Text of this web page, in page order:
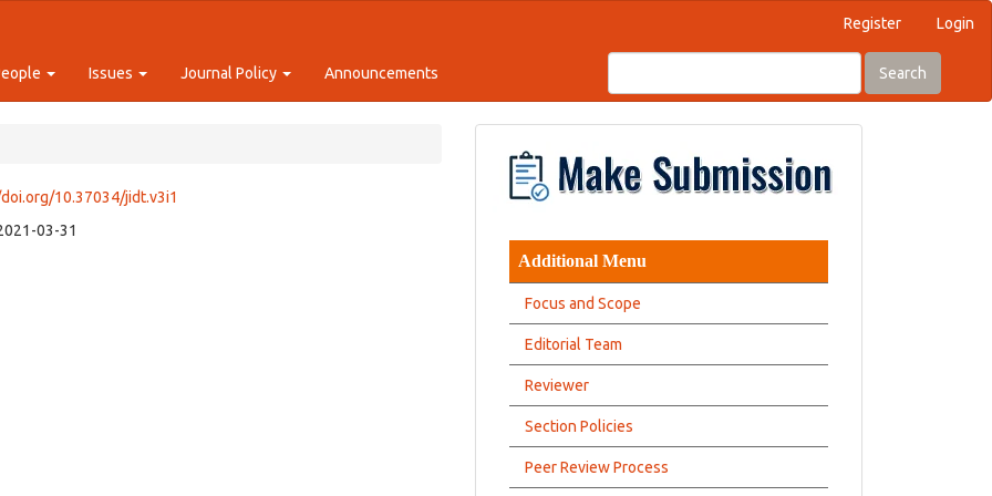
Register Login
Issues Journal Policy Announcements Search
10.37034/jidt.v3i1
03-31
Additional Menu
Focus and Scope
Editorial Team
Reviewer
Section Policies
Peer Review Process